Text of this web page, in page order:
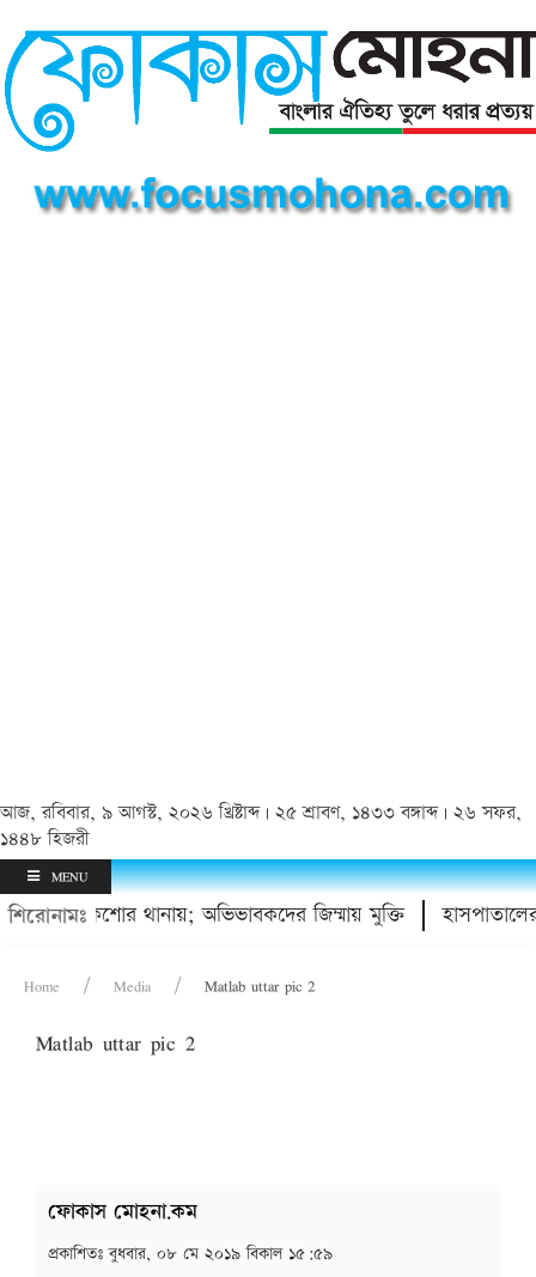
আজ, রবিবার, ৯ আগস্ট, ২০২৬ খ্রিষ্টাব্দ | ২৫ শ্রাবণ, ১৪৩৩ বঙ্গাব্দ | ২৬ সফর,
১৪৪৮ হিজরী
MENU
শিরোনামঃ৪ কিশোর থানায়; অভিভাবকদের জিম্মায় মুক্তি
Home Media Matlab uttar pic 2
Matlab uttar pic 2
ফোকাস মোহনা.কম
প্রকাশিতঃবুধবার, ০৮ মে ২০১৯ বিকাল ১৫:৫৯